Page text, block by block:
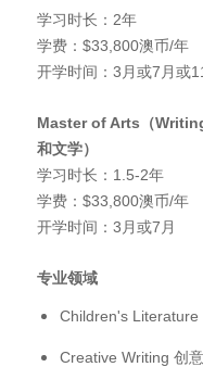
学习时长：2年
学费：$33,800澳币/年
开学时间：3月或7月或
Master of Arts （
和文学）
学习时长：1.5-2年
学费：$33,800澳币/年
开学时间：3月或7月
专业领域
Children's Literature
Creative Writing 创